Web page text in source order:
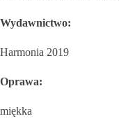
Wydawnictwo:
Harmonia 2019
Oprawa:
miękka